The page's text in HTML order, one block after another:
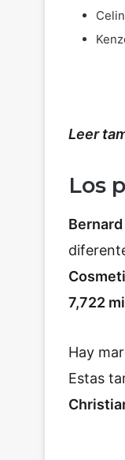
Leer
Los
7,722
Hay
Estas